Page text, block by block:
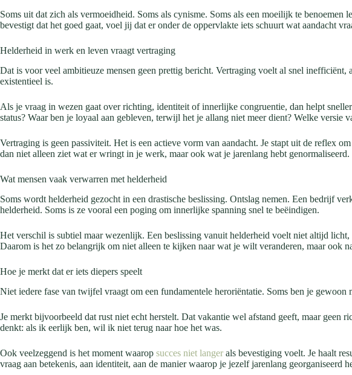
Soms uit dat zich als vermoeidheid. Soms als cynisme. Soms als een moeilijk te
bevestigt dat het goed gaat, voel jij dat er onder de oppervlakte iets schuurt wat aandacht
Helderheid in werk en leven vraagt vertraging
Dat is voor veel ambitieuze mensen geen prettig bericht. Vertraging voelt al snel
existentieel is.
Als je vraag in wezen gaat over richting, identiteit of innerlijke congruentie, dan helpt
status? Waar ben je loyaal aan gebleven, terwijl het je allang niet meer dient? Welke versie
Vertraging is geen passiviteit. Het is een actieve vorm van aandacht. Je stapt uit de reflex
dan niet alleen ziet wat er wringt in je werk, maar ook wat je jarenlang hebt genormaliseerd.
Wat mensen vaak verwarren met helderheid
Soms wordt helderheid gezocht in een drastische beslissing. Ontslag nemen. Een bedrijf
helderheid. Soms is ze vooral een poging om innerlijke spanning snel te beëindigen.
Het verschil is subtiel maar wezenlijk. Een beslissing vanuit helderheid voelt niet altijd
Daarom is het zo belangrijk om niet alleen te kijken naar wat je wilt veranderen, maar ook
Hoe je merkt dat er iets diepers speelt
Niet iedere fase van twijfel vraagt om een fundamentele heroriëntatie. Soms ben je
Je merkt bijvoorbeeld dat rust niet echt herstelt. Dat vakantie wel afstand geeft, maar
denkt: als ik eerlijk ben, wil ik niet terug naar hoe het was.
Ook veelzeggend is het moment waarop succes niet langer als bevestiging voelt. Je haalt
vraag aan betekenis, aan identiteit, aan de manier waarop je jezelf jarenlang